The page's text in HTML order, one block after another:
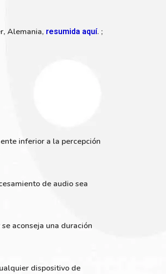
Alemania, resumida aquí. ;
inferior a la percepción
de audio sea
aconseja una duración
dispositivo de